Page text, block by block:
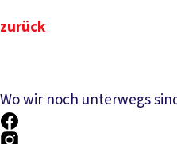
zurück
Wo wir noch unterwegs